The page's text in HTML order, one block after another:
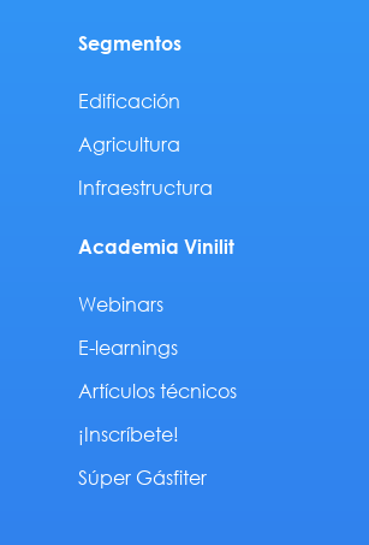
Segmentos
Edificación
Agricultura
Infraestructura
Academia Vinilit
Webinars
E-learnings
Artículos técnicos
¡Inscríbete!
Súper Gásfiter